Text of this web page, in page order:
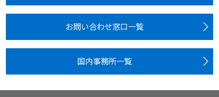
お問い合わせ窓口一覧
国内事務所一覧